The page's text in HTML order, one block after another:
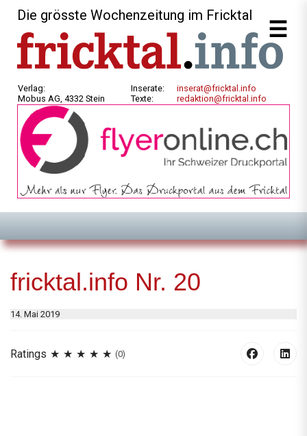
Die grösste Wochenzeitung im Fricktal
Verlag:
Mobus AG, 4332 Stein
Inserate:
Texte:
inserat@fricktal.info
redaktion@fricktal.info
fricktal.info Nr. 20
14. Mai 2019
Ratings (0)